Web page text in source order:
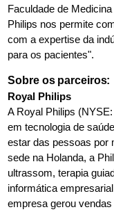
Faculdade de
Philips nos permite
com a expertise da
para os pacientes".
Sobre os parceiros:
Royal Philips
A Royal Philips
em tecnologia de
estar das pessoas por
sede na Holanda, a
ultrassom, terapia
informática
empresa gerou